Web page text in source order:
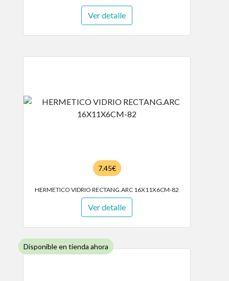
Ver detalle
7.45€
HERMETICO VIDRIO RECTANG.ARC 16X11X6CM-82
Ver detalle
Disponible en tienda ahora